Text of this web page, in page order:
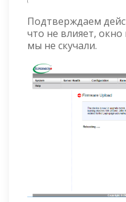
Подтверждаем
что не влияет,
мы не скучали.